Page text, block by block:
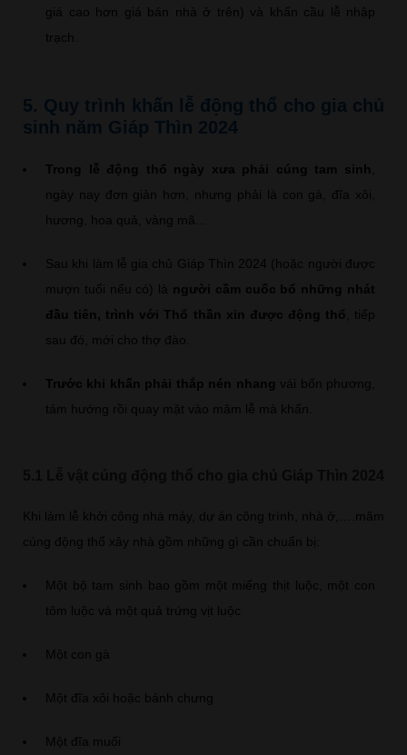
giá cao hơn giá bán nhà ở trên) và khấn cầu lễ nhập
trạch.
5. Quy trình khấn lễ động thổ cho gia chủ
sinh năm Giáp Thìn 2024
Trong lễ động thổ ngày xưa phải cúng tam sinh
ngày nay đơn giản hơn, nhưng phải là con gà, đĩa xôi,
hương, hoa quả, vàng mã...
Sau khi làm lễ gia chủ Giáp Thìn 2024 (hoặc người được
mượn tuổi nếu có) là người cầm cuốc bổ những nhát
đầu tiên, trình với Thổ thần xin được động thổ , tiếp
sau đó, mới cho thợ đào.
Trước khi khấn phải thắp nén nhang vái bốn phương,
tám hướng rồi quay mặt vào mâm lễ mà khấn.
Khi làm lễ khởi công nhà máy, dự án công trình, nhà ở,….mâm
cúng động thổ xây nhà gồm những gì cần chuẩn bị:
Một bộ tam sinh bao gồm một miếng thịt luộc, một con
tôm luộc và một quả trứng vịt luộc
Một con gà
Một đĩa xôi hoặc bánh chưng
Một đĩa muối